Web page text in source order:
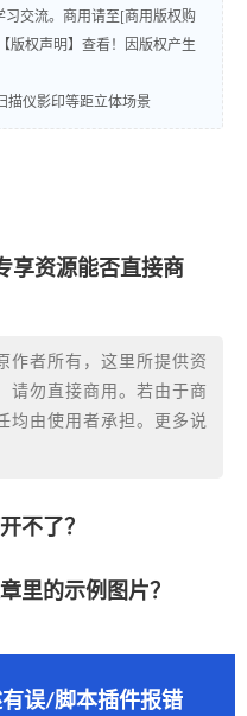
交流。商用请至[商用版权购
版权声明】查看！因版权产生
描仪影印等距立体场景
享资源能否直接商
作者所有，这里所提供资
请勿直接商用。若由于商
均由使用者承担。更多说
不了？
里的示例图片？
有误/脚本插件报错